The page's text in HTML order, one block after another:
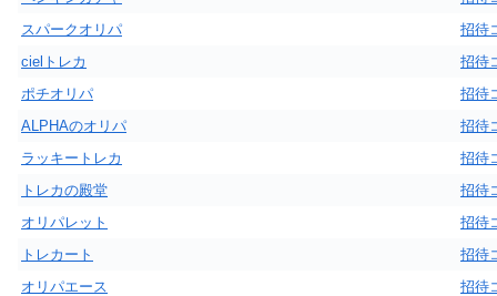
スパークオリパ
招待
cielトレカ
招待
ポチオリパ
招待
ALPHAのオリパ
招待
ラッキートレカ
招待
トレカの殿堂
招待
オリパレット
招待
トレカート
招待
オリパエース
招待